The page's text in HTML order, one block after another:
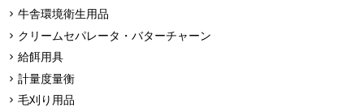
牛舎環境衛生用品
クリームセパレータ・バターチャーン
給餌用具
計量度量衡
毛刈り用品